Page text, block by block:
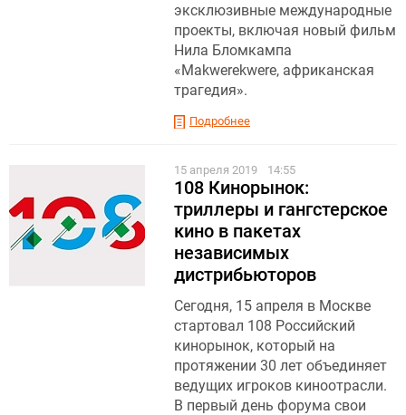
эксклюзивные международные
проекты, включая новый фильм
Нила Бломкампа
«Makwerekwere, африканская
трагедия».
Подробнее
15 апреля 2019 14:55
108 Кинорынок:
триллеры и гангстерское
кино в пакетах
независимых
дистрибьюторов
Сегодня, 15 апреля в Москве
стартовал 108 Российский
кинорынок, который на
протяжении 30 лет объединяет
ведущих игроков киноотрасли.
В первый день форума свои